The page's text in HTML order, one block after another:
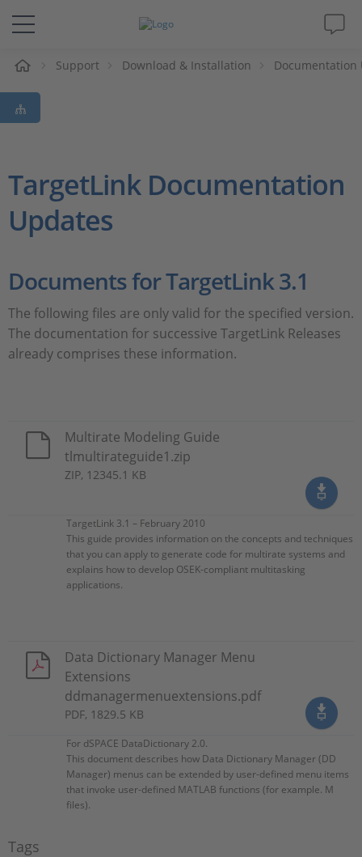
Lösungen & Produkte
Support
Magazin
Karriere
Support Download & Installation Documentation
TargetLink Documentation
Updates
Documents for TargetLink 3.1
The following files are only valid for the specified version.
The documentation for successive TargetLink Releases
already comprises these information.
Multirate Modeling Guide
tlmultirateguide1.zip
ZIP, 12345.1 KB
TargetLink 3.1 – February 2010
This guide provides information on the concepts and techniques
that you can apply to generate code for multirate systems and
explains how to develop OSEK-compliant multitasking
applications.
Data Dictionary Manager Menu
Extensions
ddmanagermenuextensions.pdf
PDF, 1829.5 KB
For dSPACE DataDictionary 2.0.
This document describes how Data Dictionary Manager (DD
Manager) menus can be extended by user-defined menu items
that invoke user-defined MATLAB functions (for example. M
files).
Tags